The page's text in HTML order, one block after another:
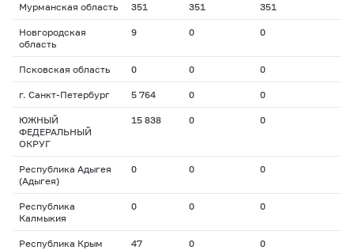
Мурманская область 351 351 351
Новгородская
область
9 0 0
Псковская область 0 0 0
г. Санкт-Петербург 5 764 0 0
ЮЖНЫЙ
ФЕДЕРАЛЬНЫЙ
ОКРУГ
15 838 0 0
Республика Адыгея
(Адыгея)
0 0 0
Республика
Калмыкия
0 0 0
Республика Крым 47 0 0